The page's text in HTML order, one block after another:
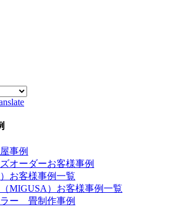
事例
オーダーお客様事例
お客様事例一覧
MIGUSA）お客様事例一覧
ー 畳制作事例